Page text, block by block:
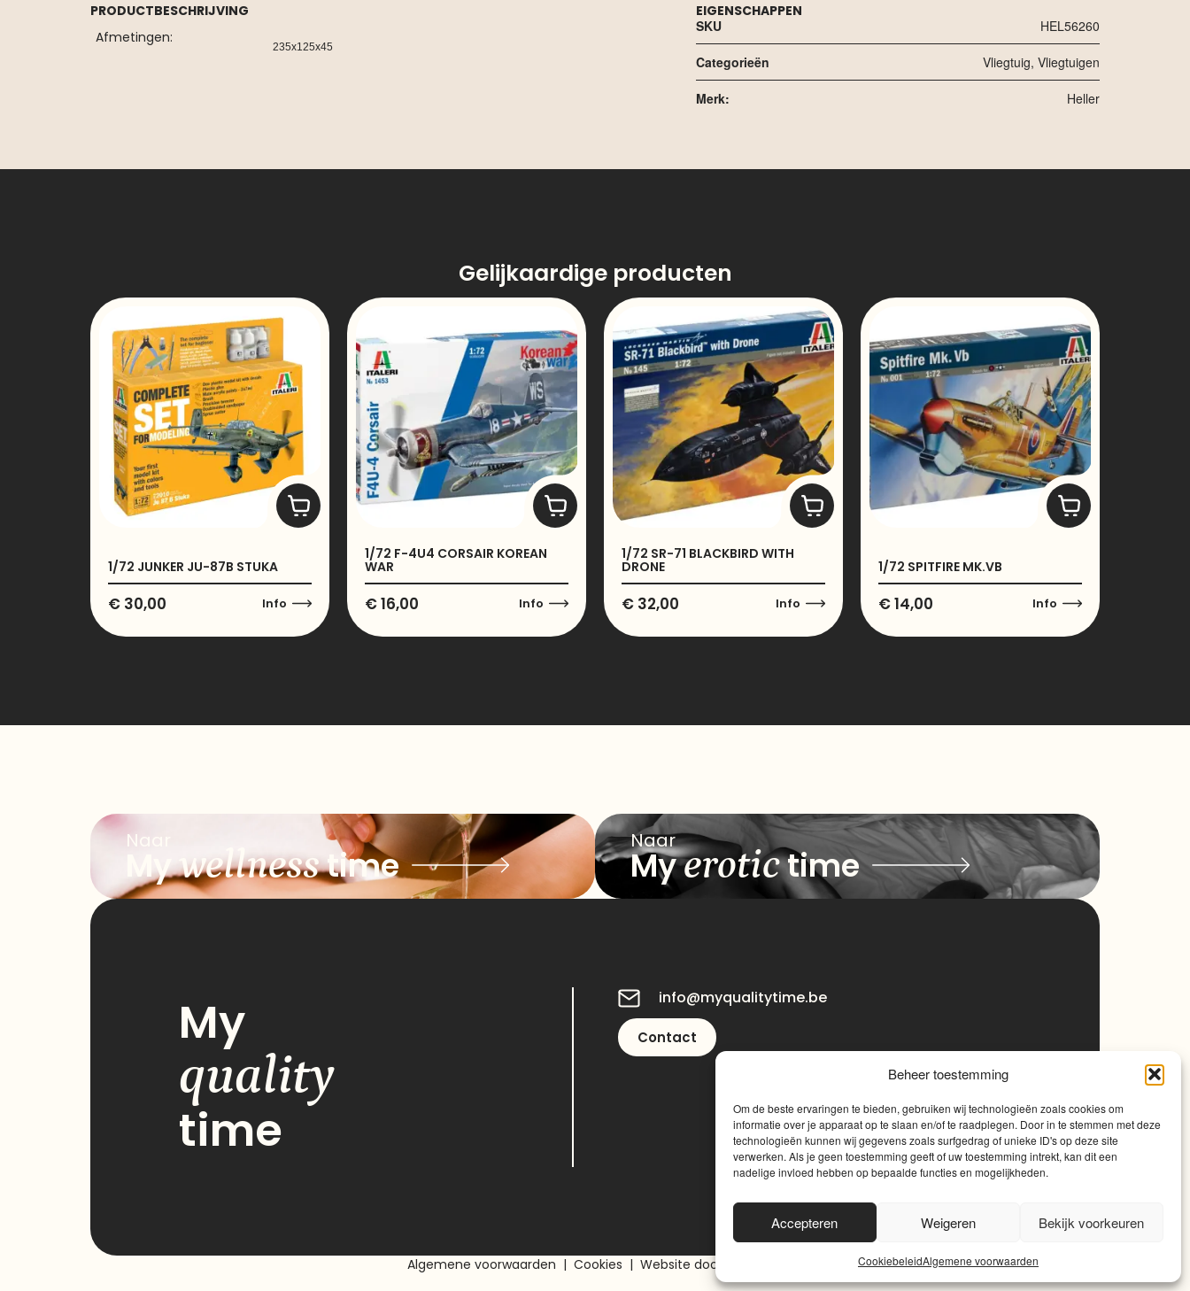
Beheer toestemming
Om de beste ervaringen te bieden, gebruiken wij technologieën zoals cookies om
informatie over je apparaat op te slaan en/of te raadplegen. Door in te stemmen met deze
technologieën kunnen wij gegevens zoals surfgedrag of unieke ID's op deze site
verwerken. Als je geen toestemming geeft of uw toestemming intrekt, kan dit een
nadelige invloed hebben op bepaalde functies en mogelijkheden.
Accepteren Weigeren Bekijk voorkeuren
CookiebeleidAlgemene voorwaarden
PRODUCTBESCHRIJVING
Afmetingen:
235x125x45
EIGENSCHAPPEN
SKU
HEL56260
Categorieën Vliegtuig, Vliegtuigen
Merk: Heller
Gelijkaardige producten
1/72 JUNKER JU-87B STUKA
€ 30,00 Info
1/72 F-4U4 CORSAIR KOREAN
WAR
€16,00 Info
1/72 SR-71 BLACKBIRD WITH
DRONE
€ 32,00 Info
1/72 SPITFIRE MK.VB
€14,00 Info
Naar
Mywellnesstime
Naar
Myerotictime
My
quality
time
info@myqualitytime.be
Contact
Algemene voorwaarden | Cookies | Website door